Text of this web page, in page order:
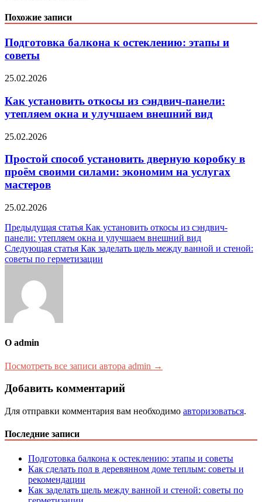
Похожие записи
Подготовка балкона к остеклению: этапы и
советы
25.02.2026
Как установить откосы из сэндвич-панели:
утепляем окна и улучшаем внешний вид
25.02.2026
Простой способ установить дверную коробку в
проём своими силами: экономим на услугах
мастеров
25.02.2026
Навигация
по
записям
Предыдущая статья Как установить откосы из сэндвич-
панели: утепляем окна и улучшаем внешний вид
Следующая статья Как заделать щель между ванной и стеной:
советы по герметизации
О admin
Посмотреть все записи автора admin →
Добавить комментарий
Для отправки комментария вам необходимо авторизоваться.
Последние записи
Подготовка балкона к остеклению: этапы и советы
Как сделать пол в деревянном доме теплым: советы и
рекомендации
Как заделать щель между ванной и стеной: советы по